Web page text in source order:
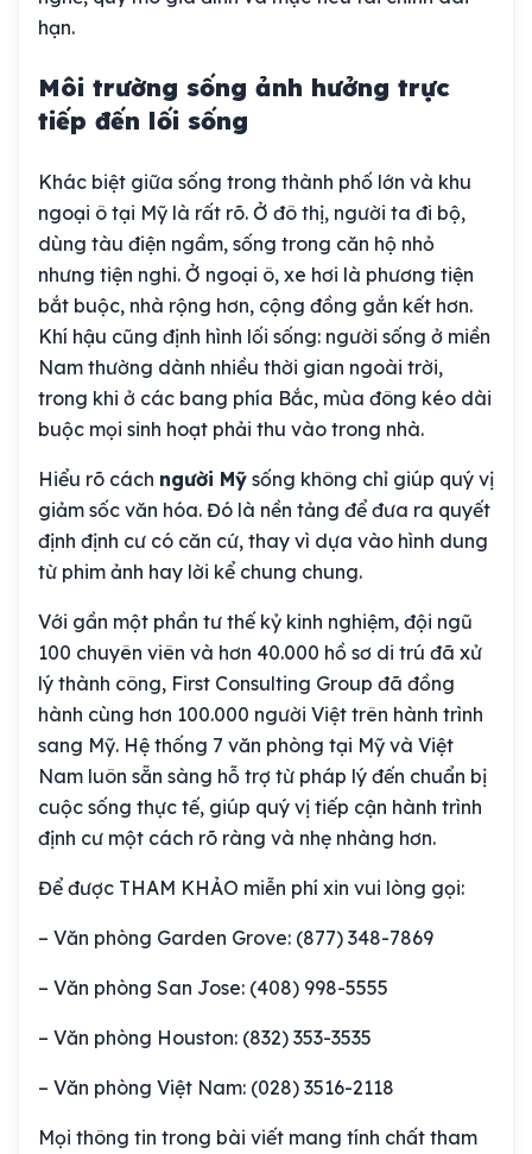
hạn.
Môi trường sống ảnh hưởng trực
tiếp đến lối sống
Khác biệt giữa sống trong thành phố lớn và khu
ngoại ô tại Mỹ là rất rõ. Ở đô thị, người ta đi bộ,
dùng tàu điện ngầm, sống trong căn hộ nhỏ
nhưng tiện nghi. Ở ngoại ô, xe hơi là phương tiện
bắt buộc, nhà rộng hơn, cộng đồng gắn kết hơn.
Khí hậu cũng định hình lối sống: người sống ở miền
Nam thường dành nhiều thời gian ngoài trời,
trong khi ở các bang phía Bắc, mùa đông kéo dài
buộc mọi sinh hoạt phải thu vào trong nhà.
Hiểu rõ cách người Mỹ sống không chỉ giúp quý vị
giảm sốc văn hóa. Đó là nền tảng để đưa ra quyết
định định cư có căn cứ, thay vì dựa vào hình dung
từ phim ảnh hay lời kể chung chung.
Với gần một phần tư thế kỷ kinh nghiệm, đội ngũ
100 chuyên viên và hơn 40.000 hồ sơ di trú đã xử
lý thành công, First Consulting Group đã đồng
hành cùng hơn 100.000 người Việt trên hành trình
sang Mỹ. Hệ thống 7 văn phòng tại Mỹ và Việt
Nam luôn sẵn sàng hỗ trợ từ pháp lý đến chuẩn bị
cuộc sống thực tế, giúp quý vị tiếp cận hành trình
định cư một cách rõ ràng và nhẹ nhàng hơn.
Để được THAM KHẢO miễn phí xin vui lòng gọi:
– Văn phòng Garden Grove: (877) 348-7869
– Văn phòng San Jose: (408) 998-5555
– Văn phòng Houston: (832) 353-3535
– Văn phòng Việt Nam: (028) 3516-2118
Mọi thông tin trong bài viết mang tính chất tham